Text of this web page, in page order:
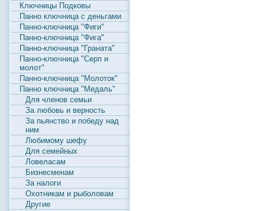
Ключницы Подковы
Панно ключница с деньгами
Панно-ключница "Фиги"
Панно-ключница "Фига"
Панно-ключница "Граната"
Панно-ключница "Серп и
молот"
Панно-ключница "Молоток"
Панно ключница "Медаль"
Для членов семьи
За любовь и верность
За пьянство и победу над
ним
Любимому шефу
Для семейных
Ловеласам
Бизнесменам
За налоги
Охотникам и рыболовам
Другие